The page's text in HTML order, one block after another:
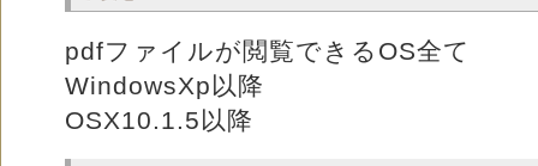
pdfファイルが閲覧できるOS全て
WindowsXp以降
OSX10.1.5以降